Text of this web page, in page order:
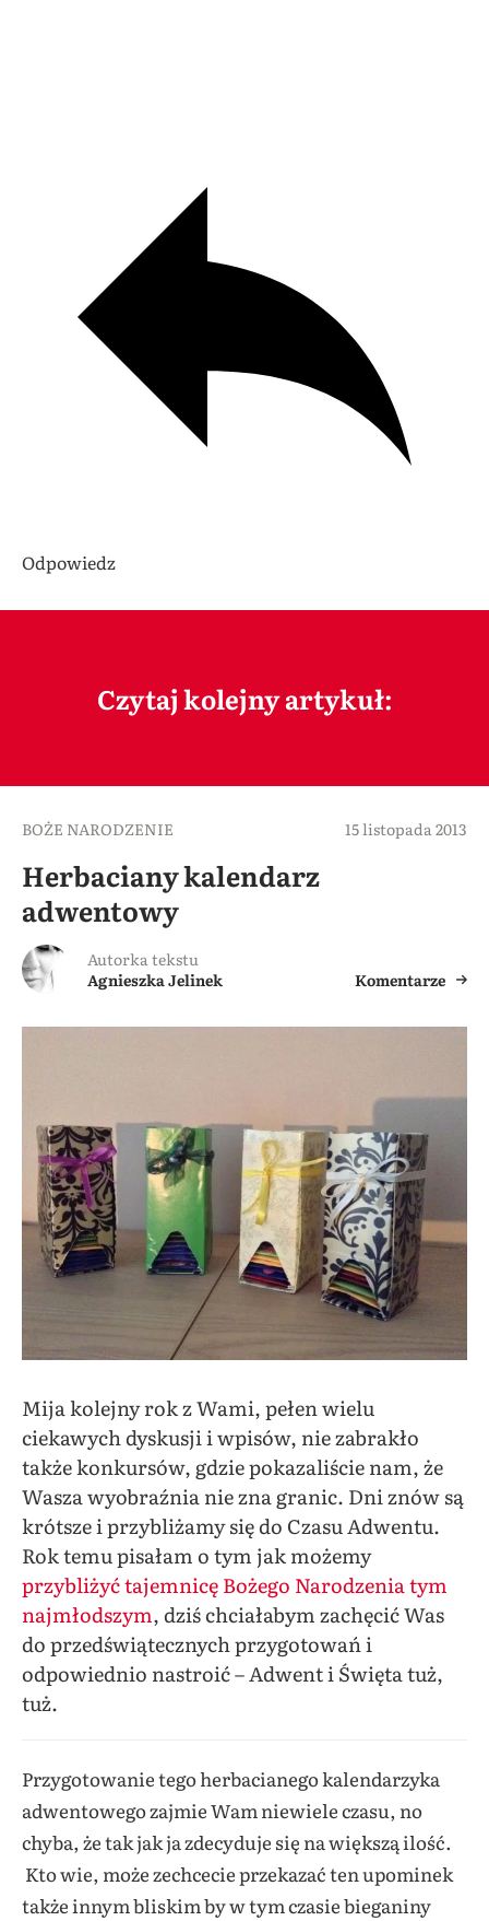
Odpowiedz
Czytaj kolejny artykuł:
BOŻE NARODZENIE 15 listopada 2013
Herbaciany kalendarz
adwentowy
Autorka tekstu
Agnieszka Jelinek
Komentarze
Mija kolejny rok z Wami, pełen wielu
ciekawych dyskusji i wpisów, nie zabrakło
także konkursów, gdzie pokazaliście nam, że
Wasza wyobraźnia nie zna granic. Dni znów są
krótsze i przybliżamy się do Czasu Adwentu.
Rok temu pisałam o tym jak możemy
przybliżyć tajemnicę Bożego Narodzenia tym
najmłodszym, dziś chciałabym zachęcić Was
do przedświątecznych przygotowań i
odpowiednio nastroić – Adwent i Święta tuż,
tuż.
Przygotowanie tego herbacianego kalendarzyka
adwentowego zajmie Wam niewiele czasu, no
chyba, że tak jak ja zdecyduje się na większą ilość.
Kto wie, może zechcecie przekazać ten upominek
także innym bliskim by w tym czasie bieganiny